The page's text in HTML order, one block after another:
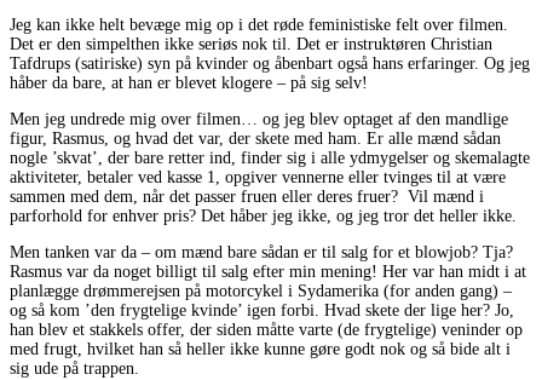
Jeg kan ikke helt bevæge mig op i det røde feministiske felt over filmen.
Det er den simpelthen ikke seriøs nok til. Det er instruktøren Christian
Tafdrups (satiriske) syn på kvinder og åbenbart også hans erfaringer. Og jeg
håber da bare, at han er blevet klogere – på sig selv!
Men jeg undrede mig over filmen… og jeg blev optaget af den mandlige
figur, Rasmus, og hvad det var, der skete med ham. Er alle mænd sådan
nogle ’skvat’, der bare retter ind, finder sig i alle ydmygelser og skemalagte
aktiviteter, betaler ved kasse 1, opgiver vennerne eller tvinges til at være
sammen med dem, når det passer fruen eller deres fruer? Vil mænd i
parforhold for enhver pris? Det håber jeg ikke, og jeg tror det heller ikke.
Men tanken var da – om mænd bare sådan er til salg for et blowjob? Tja?
Rasmus var da noget billigt til salg efter min mening! Her var han midt i at
planlægge drømmerejsen på motorcykel i Sydamerika (for anden gang) –
og så kom ’den frygtelige kvinde’ igen forbi. Hvad skete der lige her? Jo,
han blev et stakkels offer, der siden måtte varte (de frygtelige) veninder op
med frugt, hvilket han så heller ikke kunne gøre godt nok og så bide alt i
sig ude på trappen.